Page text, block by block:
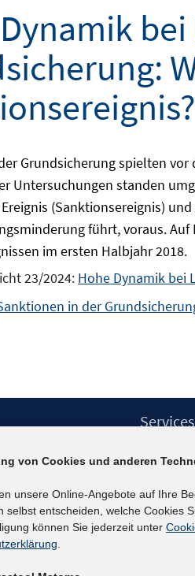
Grundsicherung spielten
Untersuchungen standen
(Sanktionsereignis)
führt, voraus.
im ersten Halbjahr 2018.
23/2024: Hohe Dynamik bei
in der
(IAB) – unser Leitbild
Services
IAB-
Kontakt
von Cookies und anderen
unsere Online-Angebote auf Ihre
selbst entscheiden, welche Cookies
können Sie jederzeit unter
.